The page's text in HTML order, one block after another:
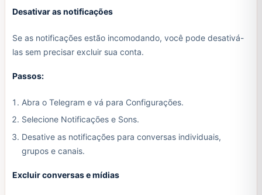
Desativar as notificações
Se as notificações estão incomodando, você pode desativá-
las sem precisar excluir sua conta.
Passos:
Abra o Telegram e vá para Configurações.
Selecione Notificações e Sons.
Desative as notificações para conversas individuais,
grupos e canais.
Excluir conversas e mídias